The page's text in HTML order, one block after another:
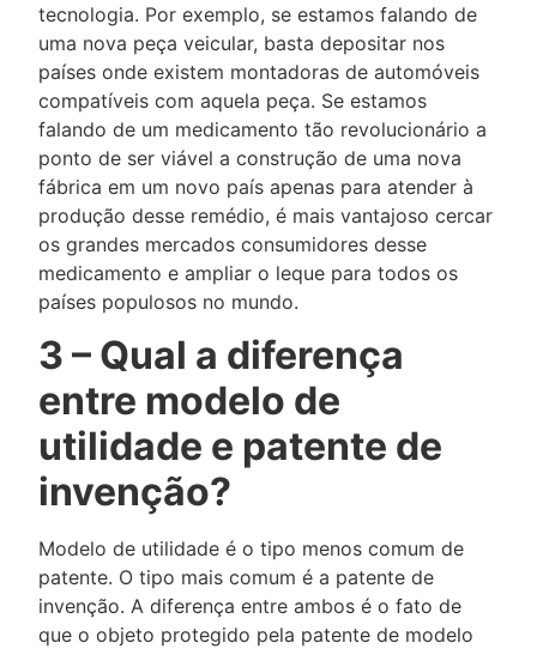
tecnologia. Por exemplo, se estamos falando de
uma nova peça veicular, basta depositar nos
países onde existem montadoras de automóveis
compatíveis com aquela peça. Se estamos
falando de um medicamento tão revolucionário a
ponto de ser viável a construção de uma nova
fábrica em um novo país apenas para atender à
produção desse remédio, é mais vantajoso cercar
os grandes mercados consumidores desse
medicamento e ampliar o leque para todos os
países populosos no mundo.
3 – Qual a diferença
entre modelo de
utilidade e patente de
invenção?
Modelo de utilidade é o tipo menos comum de
patente. O tipo mais comum é a patente de
invenção. A diferença entre ambos é o fato de
que o objeto protegido pela patente de modelo